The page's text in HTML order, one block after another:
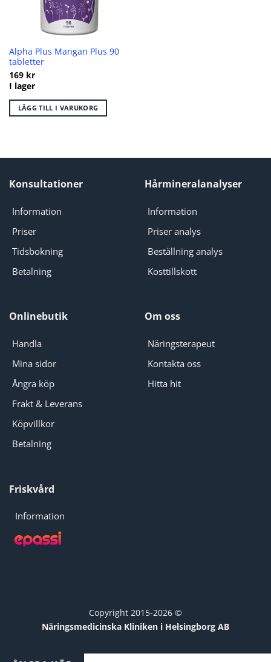
Alpha Plus Mangan Plus 90
tabletter
169 kr
I lager
LÄGG TILL I VARUKORG
Konsultationer
Information
Priser
Tidsbokning
Betalning
Hårmineralanalyser
Information
Priser analys
Beställning analys
Kosttillskott
Onlinebutik
Handla
Mina sidor
Ångra köp
Frakt & Leverans
Köpvillkor
Betalning
Om oss
Näringsterapeut
Kontakta oss
Hitta hit
Friskvård
Information
Copyright 2015-2026 ©
Näringsmedicinska Kliniken i Helsingborg AB